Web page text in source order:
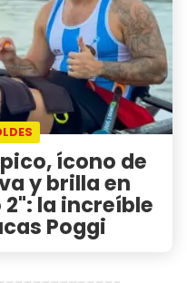
ícono de
y brilla en
la increíble
Poggi